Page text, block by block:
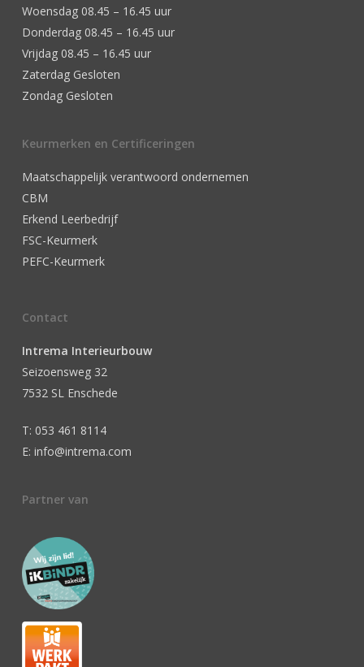
Woensdag 08.45 – 16.45 uur
Donderdag 08.45 – 16.45 uur
Vrijdag 08.45 – 16.45 uur
Zaterdag Gesloten
Zondag Gesloten
Keurmerken en Certificeringen
Maatschappelijk verantwoord ondernemen
CBM
Erkend Leerbedrijf
FSC-Keurmerk
PEFC-Keurmerk
Contact
Intrema Interieurbouw
Seizoensweg 32
7532 SL Enschede
T: 053 461 8114
E: info@intrema.com
Partner van